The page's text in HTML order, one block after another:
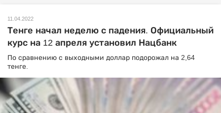
11.04.2022
Тенге начал неделю с падения. Официальный
курс на 12 апреля установил Нацбанк
По сравнению с выходными доллар подорожал на 2,64
тенге.